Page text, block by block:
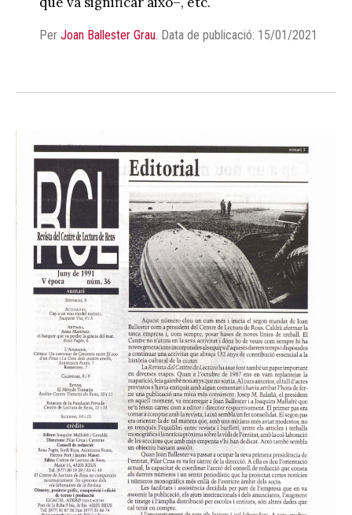
Per Joan Ballester Grau. Data de publicació: 15/01/2021